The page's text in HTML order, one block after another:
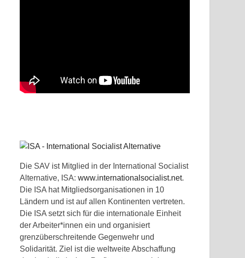
Die SAV ist Mitglied in der International Socialist
Alternative, ISA:www.internationalsocialist.net.
Die ISA hat Mitgliedsorganisationen in 10
Ländern und ist auf allen Kontinenten vertreten.
Die ISA setzt sich für die internationale Einheit
der Arbeiter*innen ein und organisiert
grenzüberschreitende Gegenwehr und
Solidarität. Ziel ist die weltweite Abschaffung